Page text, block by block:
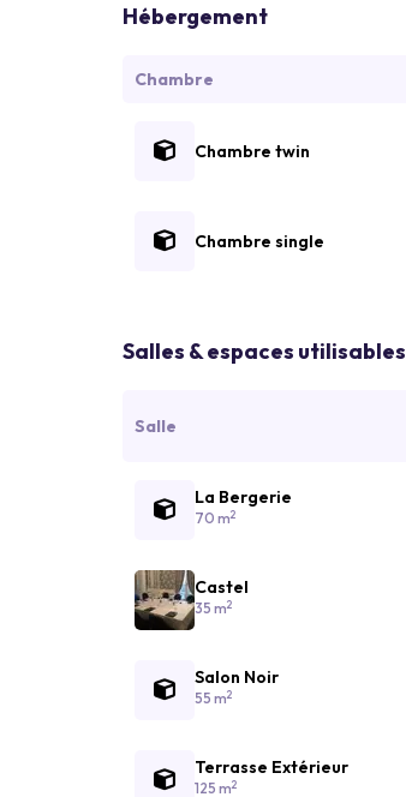
Hébergement
Chambre
Chambre twin
Chambre single
Salles & espaces utilisables
Salle
La Bergerie
70 m2
Castel
35 m2
Salon Noir
55 m2
Terrasse Extérieur
125 m2